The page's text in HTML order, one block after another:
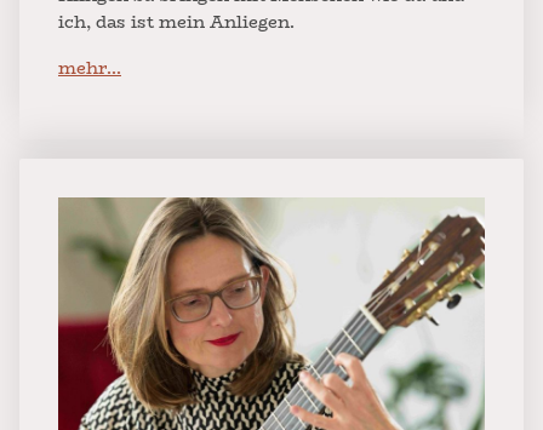
ich, das ist mein Anliegen.
mehr...